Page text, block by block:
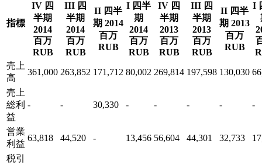
指標
IV 四
半期
2014
百万
RUB
III 四
半期
2014
百万
RUB
II 四半
期 2014
百万
RUB
I 四半
期
2014
百万
RUB
IV 四
半期
2013
百万
RUB
III 四
半期
2013
百万
RUB
II 四半
期 2013
百万
RUB
I
売上
高
361,000 263,852 171,712 80,002 269,814 197,598 130,030
売上
総利
益
- - 30,330 - - - - -
営業
利益
63,818 44,520 - 13,456 56,604 44,301 32,733
税引